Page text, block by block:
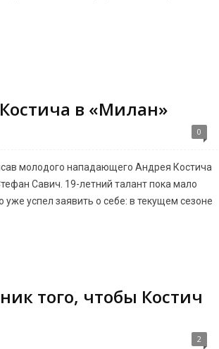
в «Милан»
0
молодого нападающего Андрея Костича
Савич. 19-летний талант пока мало
успел заявить о себе: в текущем сезоне
того, чтобы Костич
2